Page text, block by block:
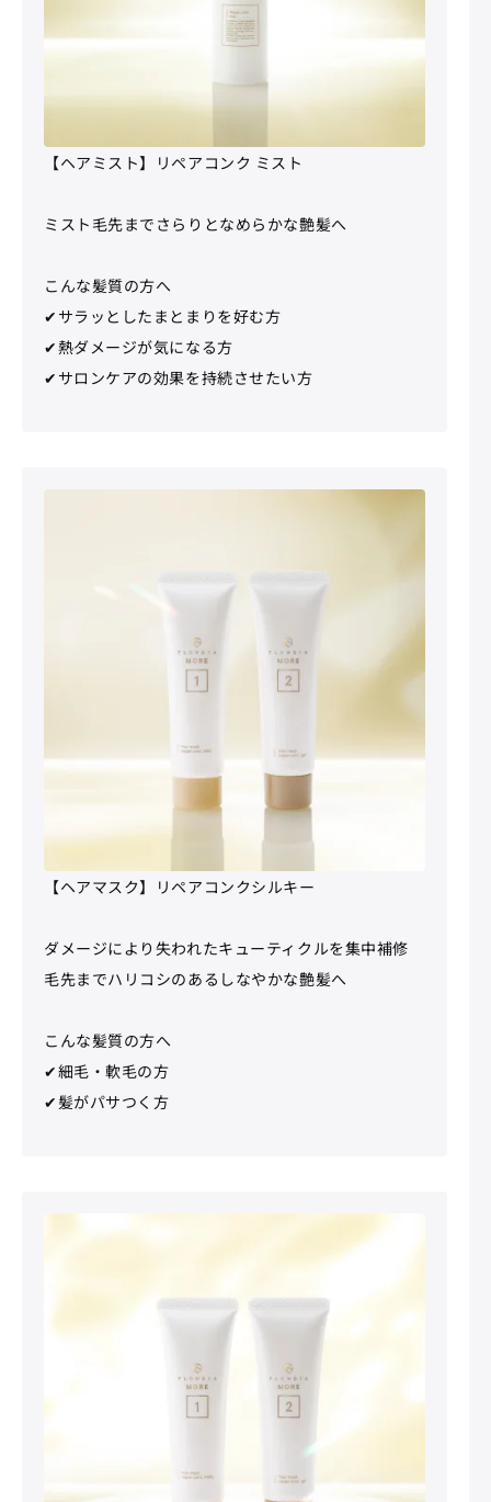
【ヘアミスト】リペアコンク ミスト
ミスト毛先までさらりとなめらかな艶髪へ
こんな髪質の方へ
✔サラッとしたまとまりを好む方
✔熱ダメージが気になる方
✔サロンケアの効果を持続させたい方
【ヘアマスク】リペアコンクシルキー
ダメージにより失われたキューティクルを集中補修
毛先までハリコシのあるしなやかな艶髪へ
こんな髪質の方へ
✔細毛・軟毛の方
✔髪がパサつく方